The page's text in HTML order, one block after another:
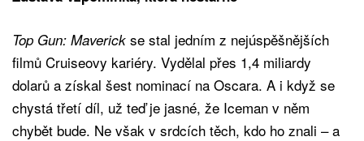
Top Gun: Maverick se stal jedním z nejúspěšnějších
filmů Cruiseovy kariéry. Vydělal přes 1,4 miliardy
dolarů a získal šest nominací na Oscara. A i když se
chystá třetí díl, už teď je jasné, že Iceman v něm
chybět bude. Ne však v srdcích těch, kdo ho znali – a